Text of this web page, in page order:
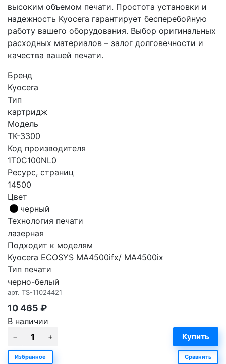
высоким объемом печати. Простота установки и
надежность Kyocera гарантирует бесперебойную
работу вашего оборудования. Выбор оригинальных
расходных материалов – залог долговечности и
качества вашей печати.
Бренд
Kyocera
Тип
картридж
Модель
TK-3300
Код производителя
1T0C100NL0
Ресурс, страниц
14500
Цвет
черный
Технология печати
лазерная
Подходит к моделям
Kyocera ECOSYS MA4500ifx/ MA4500ix
Тип печати
черно-белый
арт. TS-11024421
10 465 ₽
В наличии
Избранное Сравнить